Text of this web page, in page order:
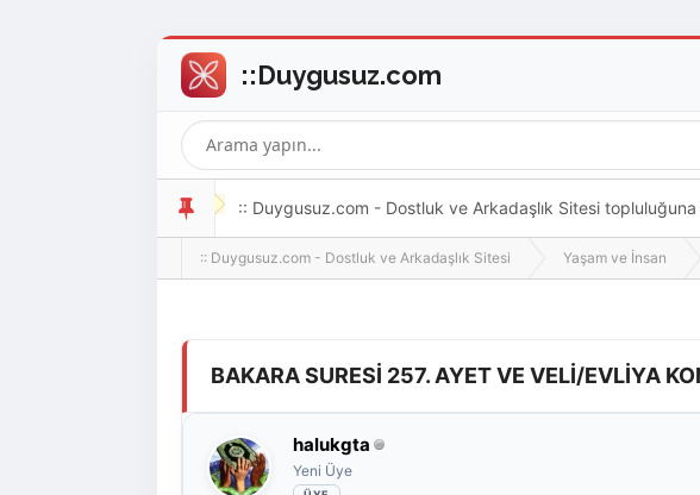
:: Duygusuz.com - Dostluk ve Arkadaşlık Sitesi
oldukça kolay ve zahmetsizdir.
:: Duygusuz.com - Dostluk ve Arkadaşlık Sitesi Yaşam ve İnsan
BAKARA SURESİ 257. AYET VE VELİ/EVLİYA
halukgta
Yeni Üye